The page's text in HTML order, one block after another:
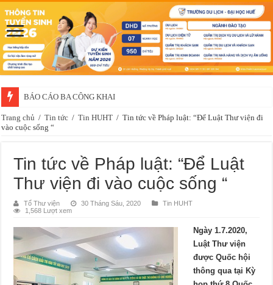
BÁO CÁO BA CÔNG KHAI
Trang chủ / Tin tức / Tin HUHT / Tin tức về Pháp luật: “Để Luật Thư viện đi
vào cuộc sống “
Tin tức về Pháp luật: “Để Luật
Thư viện đi vào cuộc sống “
Tổ Thư viện 30 Tháng Sáu, 2020
Tin HUHT
1,568 Lượt xem
Ngày 1.7.2020,
Luật Thư viện
được Quốc hội
thông qua tại Kỳ